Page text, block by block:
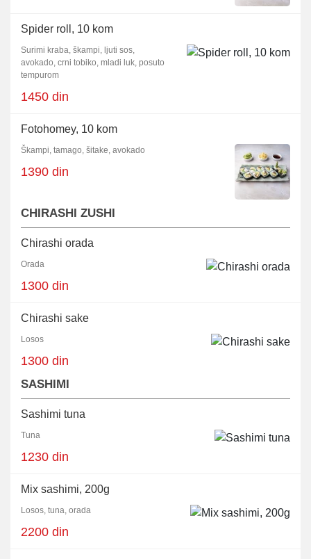
Spider roll, 10 kom
Surimi kraba, škampi, ljuti sos,
avokado, crni tobiko, mladi luk, posuto
tempurom
1450 din
Fotohomey, 10 kom
Škampi, tamago, šitake, avokado
1390 din
CHIRASHI ZUSHI
Chirashi orada
Orada
1300 din
Chirashi sake
Losos
1300 din
SASHIMI
Sashimi tuna
Tuna
1230 din
Mix sashimi, 200g
Losos, tuna, orada
2200 din